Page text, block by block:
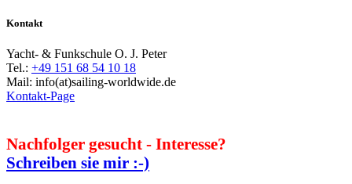
Kontakt
Yacht- & Funkschule O. J. Peter
Tel.: +49 151 68 54 10 18
Mail: info(at)sailing-worldwide.de
Kontakt-Page
Nachfolger gesucht - Interesse?
Schreiben sie mir :-)